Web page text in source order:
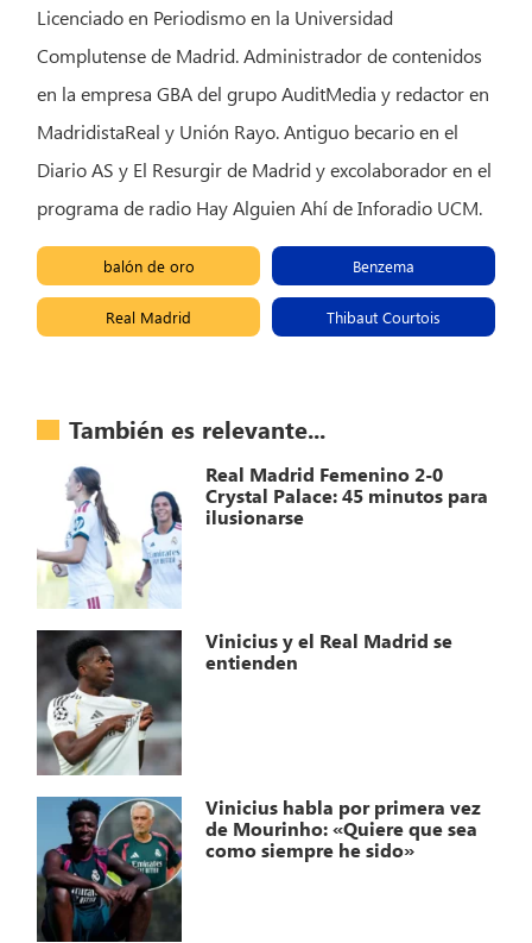
Licenciado en Periodismo en la Universidad
Complutense de Madrid. Administrador de contenidos
en la empresa GBA del grupo AuditMedia y redactor en
MadridistaReal y Unión Rayo. Antiguo becario en el
Diario AS y El Resurgir de Madrid y excolaborador en el
programa de radio Hay Alguien Ahí de Inforadio UCM.
balón de oro Benzema
Real Madrid Thibaut Courtois
También es relevante...
Real Madrid Femenino 2-0
Crystal Palace: 45 minutos para
ilusionarse
Vinicius y el Real Madrid se
entienden
Vinicius habla por primera vez
de Mourinho: «Quiere que sea
como siempre he sido»